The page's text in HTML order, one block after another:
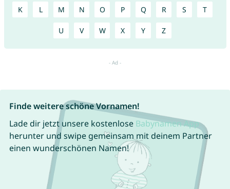
K L M N O P Q R S T
U V W X Y Z
Finde weitere schöne Vornamen!
Lade dir jetzt unsere kostenlose Babynamen App
herunter und swipe gemeinsam mit deinem Partner
einen wunderschönen Namen!